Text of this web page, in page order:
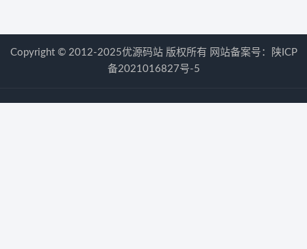
Copyright © 2012-2025优源码站 版权所有 网站备案号：
陕ICP
备2021016827号-5